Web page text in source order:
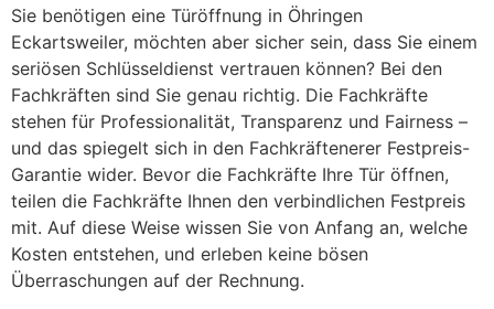
Sie benötigen eine Türöffnung in Öhringen
Eckartsweiler, möchten aber sicher sein, dass Sie einem
seriösen Schlüsseldienst vertrauen können? Bei den
Fachkräften sind Sie genau richtig. Die Fachkräfte
stehen für Professionalität, Transparenz und Fairness –
und das spiegelt sich in den Fachkräftenerer Festpreis-
Garantie wider. Bevor die Fachkräfte Ihre Tür öffnen,
teilen die Fachkräfte Ihnen den verbindlichen Festpreis
mit. Auf diese Weise wissen Sie von Anfang an, welche
Kosten entstehen, und erleben keine bösen
Überraschungen auf der Rechnung.